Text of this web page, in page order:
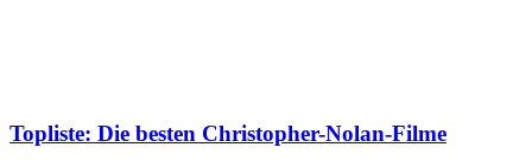
Topliste: Die besten Christopher-Nolan-Filme